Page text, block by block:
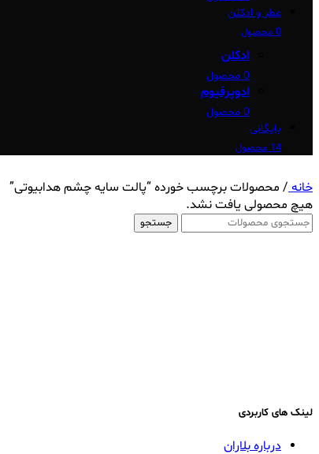
عطر و ادکلن
0 محصول
ادکلن
0 محصول
ادوپرفیوم
0 محصول
بایگانی
14 محصول
خانه/ محصولات برچسب خورده “پالت سایه چشم هدابیوتی”
هیچ محصولی یافت نشد.
جستجو
لینک های کاربردی
درباره بلاران